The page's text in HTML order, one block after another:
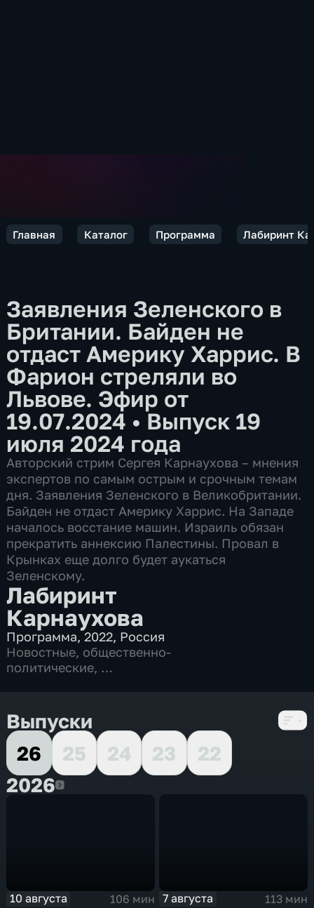
Главная Каталог Программа Лабиринт
Заявления Зеленского в
Британии. Байден не
отдаст Америку Харрис. В
Фарион стреляли во
Львове. Эфир от
19.07.2024 •Выпуск 19
июля 2024 года
Авторский стрим Сергея Карнаухова – мнения
экспертов по самым острым и срочным темам
дня. Заявления Зеленского в Великобритании.
Байден не отдаст Америку Харрис. На Западе
началось восстание машин. Израиль обязан
прекратить аннексию Палестины. Провал в
Крынках еще долго будет аукаться
Зеленскому.
Лабиринт
Карнаухова
Программа,2022, Россия
Новостные, общественно-
политические,
Выпуски
26
25 24 23
22
20262026
10 августа
106 мин
7 августа
113 мин